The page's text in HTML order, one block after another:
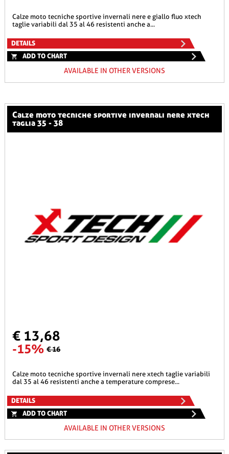
calze moto tecniche sportive invernali nere e giallo fluo xtech
taglie variabili dal 35 al 46 resistenti anche a...
DETAILS
ADD TO CHART
AVAILABLE IN OTHER VERSIONS
calze moto tecniche sportive invernali nere xtech
taglia 35 - 38
€ 13,68
-15% € 16
calze moto tecniche sportive invernali nere xtech taglie variabili
dal 35 al 46 resistenti anche a temperature comprese...
DETAILS
ADD TO CHART
AVAILABLE IN OTHER VERSIONS